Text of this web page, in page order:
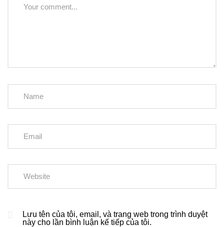
Lưu tên của tôi, email, và trang web trong trình duyệt
này cho lần bình luận kế tiếp của tôi.